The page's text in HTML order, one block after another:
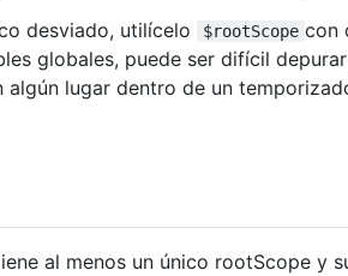
desviado, utilícelo
$rootScope con
globales, puede ser difícil
algún lugar dentro de un
al menos un único rootScope y